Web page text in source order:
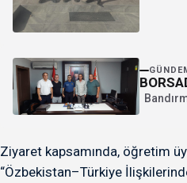
Ziyaret kapsamında, öğretim
“Özbekistan–Türkiye